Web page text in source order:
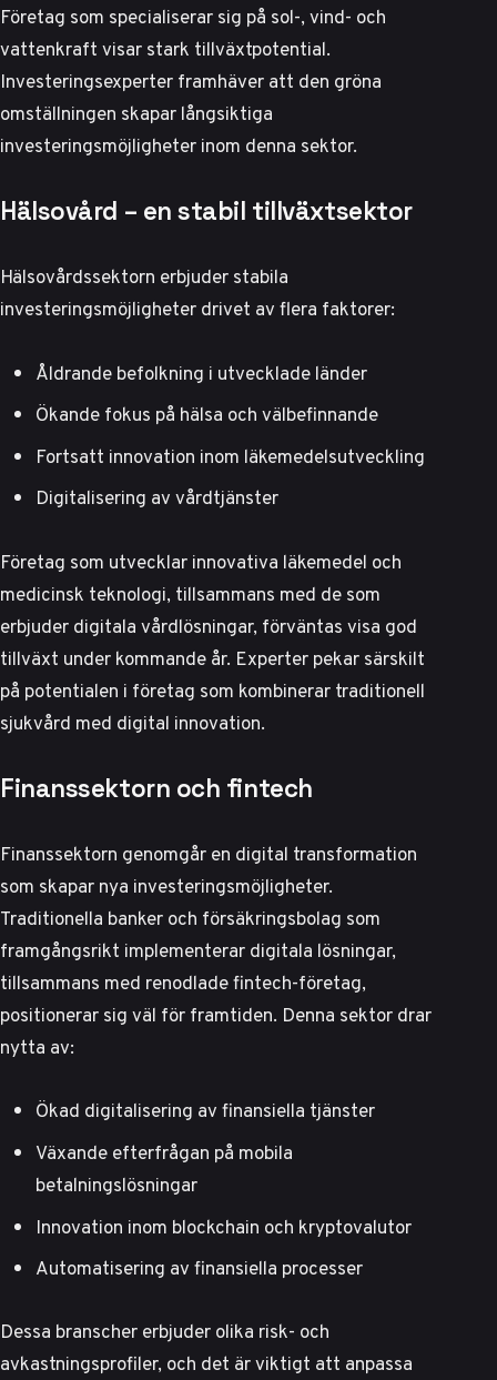
Företag som specialiserar sig på sol-, vind- och
vattenkraft visar stark tillväxtpotential.
Investeringsexperter framhäveratt den gröna
omställningen skapar långsiktiga
investeringsmöjligheter inom denna sektor.
Hälsovård – en stabil tillväxtsektor
Hälsovårdssektorn erbjuder stabila
investeringsmöjligheter drivet av flera faktorer:
Åldrande befolkning i utvecklade länder
Ökande fokus på hälsa och välbefinnande
Fortsatt innovation inom läkemedelsutveckling
Digitalisering av vårdtjänster
Företag som utvecklar innovativa läkemedel och
medicinsk teknologi, tillsammans med de som
erbjuder digitala vårdlösningar, förväntas visa god
tillväxt under kommande år. Experter pekar särskilt
på potentialen i företag som kombinerar traditionell
sjukvård med digital innovation.
Finanssektorn och fintech
Finanssektorn genomgår en digital transformation
som skapar nya investeringsmöjligheter.
Traditionella banker och försäkringsbolag som
framgångsrikt implementerar digitala lösningar,
tillsammans med renodlade fintech-företag,
positionerar sig väl för framtiden. Denna sektor drar
nytta av:
Ökad digitalisering av finansiella tjänster
Växande efterfrågan på mobila
betalningslösningar
Innovation inom blockchain och kryptovalutor
Automatisering av finansiella processer
Dessa branscher erbjuder olika risk- och
avkastningsprofiler, och det är viktigt att anpassa